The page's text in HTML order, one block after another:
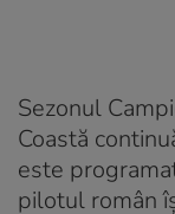
Sezonul
Coastă
este
pilotul român